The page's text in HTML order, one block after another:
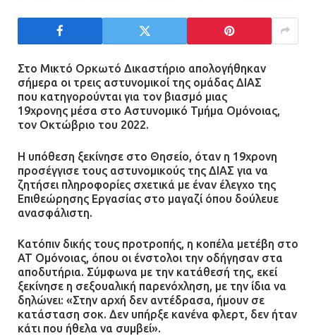
Στο Μικτό Ορκωτό Δικαστήριο απολογήθηκαν
σήμερα οι τρεις αστυνομικοί της ομάδας ΔΙΑΣ
που κατηγορούνται για τον βιασμό μιας
19χρονης μέσα στο Αστυνομικό Τμήμα Ομόνοιας,
τον Οκτώβριο του 2022.
Η υπόθεση ξεκίνησε στο Θησείο, όταν η 19χρονη
προσέγγισε τους αστυνομικούς της ΔΙΑΣ για να
ζητήσει πληροφορίες σχετικά με έναν έλεγχο της
Επιθεώρησης Εργασίας στο μαγαζί όπου δούλευε
ανασφάλιστη.
Κατόπιν δικής τους προτροπής, η κοπέλα μετέβη στο
ΑΤ Ομόνοιας, όπου οι ένστολοι την οδήγησαν στα
αποδυτήρια. Σύμφωνα με την κατάθεσή της, εκεί
ξεκίνησε η σεξουαλική παρενόχληση, με την ίδια να
δηλώνει: «Στην αρχή δεν αντέδρασα, ήμουν σε
κατάσταση σοκ. Δεν υπήρξε κανένα φλερτ, δεν ήταν
κάτι που ήθελα να συμβεί».